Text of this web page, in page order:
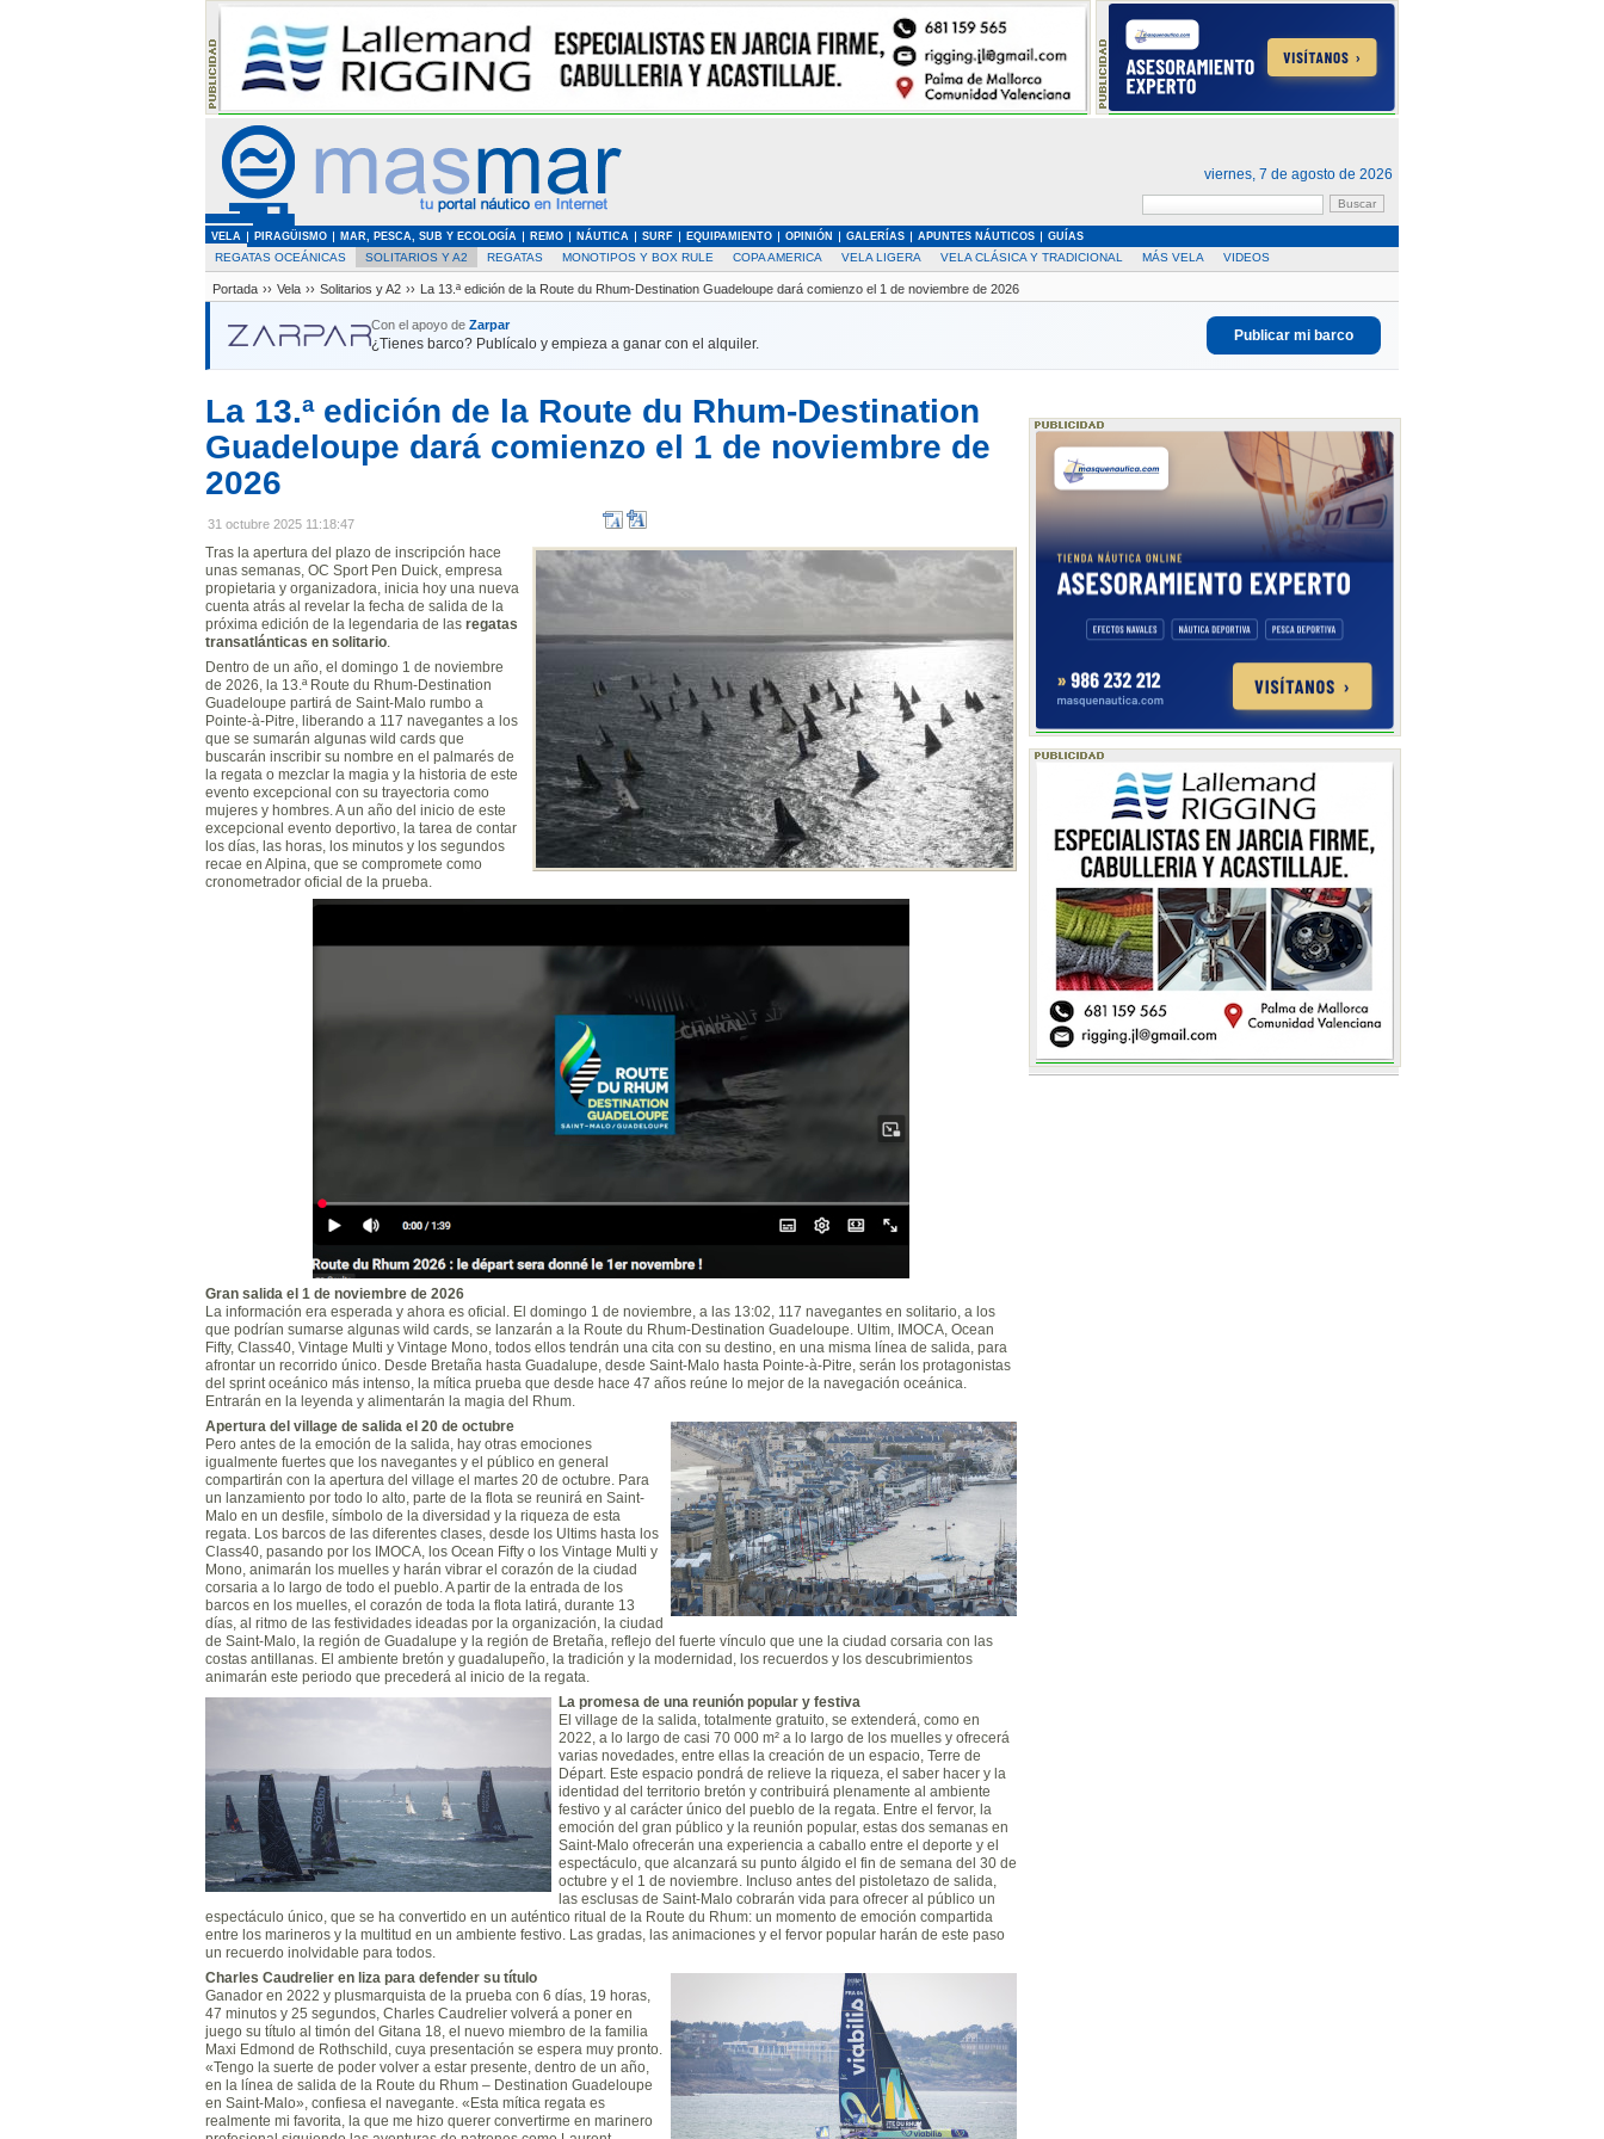
viernes, 7 de agosto de 2026
VELA PIRAGÜISMO MAR, PESCA, SUB Y ECOLOGÍA REMO NÁUTICA SURF EQUIPAMIENTO OPINIÓN GALERÍAS APUNTES NÁUTICOS GUÍAS
REGATAS OCEÁNICAS SOLITARIOS Y A2 REGATAS MONOTIPOS Y BOX RULE COPA AMERICA VELA LIGERA VELA CLÁSICA Y TRADICIONAL MÁS VELA VIDEOS
Portada ›› Vela ›› Solitarios y A2 ›› La 13.ª edición de la Route du Rhum-Destination Guadeloupe dará comienzo el 1 de noviembre de 2026
Con el apoyo de Zarpar
¿Tienes barco? Publícalo y empieza a ganar con el alquiler.
Publicar mi barco
La 13.ª edición de la Route du Rhum-Destination
Guadeloupe dará comienzo el 1 de noviembre de
2026
31 octubre 2025 11:18:47
Tras la apertura del plazo de inscripción hace
unas semanas, OC Sport Pen Duick, empresa
propietaria y organizadora, inicia hoy una nueva
cuenta atrás al revelar la fecha de salida de la
próxima edición de la legendaria de las regatas
transatlánticas en solitario.
Dentro de un año, el domingo 1 de noviembre
de 2026, la 13.ª Route du Rhum-Destination
Guadeloupe partirá de Saint-Malo rumbo a
Pointe-à-Pitre, liberando a 117 navegantes a los
que se sumarán algunas wild cards que
buscarán inscribir su nombre en el palmarés de
la regata o mezclar la magia y la historia de este
evento excepcional con su trayectoria como
mujeres y hombres. A un año del inicio de este
excepcional evento deportivo, la tarea de contar
los días, las horas, los minutos y los segundos
recae en Alpina, que se compromete como
cronometrador oficial de la prueba.
Gran salida el 1 de noviembre de 2026
La información era esperada y ahora es oficial. El domingo 1 de noviembre, a las 13:02, 117 navegantes en solitario, a los
que podrían sumarse algunas wild cards, se lanzarán a la Route du Rhum-Destination Guadeloupe. Ultim, IMOCA, Ocean
Fifty, Class40, Vintage Multi y Vintage Mono, todos ellos tendrán una cita con su destino, en una misma línea de salida, para
afrontar un recorrido único. Desde Bretaña hasta Guadalupe, desde Saint-Malo hasta Pointe-à-Pitre, serán los protagonistas
del sprint oceánico más intenso, la mítica prueba que desde hace 47 años reúne lo mejor de la navegación oceánica.
Entrarán en la leyenda y alimentarán la magia del Rhum.
Apertura del village de salida el 20 de octubre
Pero antes de la emoción de la salida, hay otras emociones
igualmente fuertes que los navegantes y el público en general
compartirán con la apertura del village el martes 20 de octubre. Para
un lanzamiento por todo lo alto, parte de la flota se reunirá en Saint-
Malo en un desfile, símbolo de la diversidad y la riqueza de esta
regata. Los barcos de las diferentes clases, desde los Ultims hasta los
Class40, pasando por los IMOCA, los Ocean Fifty o los Vintage Multi y
Mono, animarán los muelles y harán vibrar el corazón de la ciudad
corsaria a lo largo de todo el pueblo. A partir de la entrada de los
barcos en los muelles, el corazón de toda la flota latirá, durante 13
días, al ritmo de las festividades ideadas por la organización, la ciudad
de Saint-Malo, la región de Guadalupe y la región de Bretaña, reflejo del fuerte vínculo que une la ciudad corsaria con las
costas antillanas. El ambiente bretón y guadalupeño, la tradición y la modernidad, los recuerdos y los descubrimientos
animarán este periodo que precederá al inicio de la regata.
La promesa de una reunión popular y festiva
El village de la salida, totalmente gratuito, se extenderá, como en
2022, a lo largo de casi 70 000 m² a lo largo de los muelles y ofrecerá
varias novedades, entre ellas la creación de un espacio, Terre de
Départ. Este espacio pondrá de relieve la riqueza, el saber hacer y la
identidad del territorio bretón y contribuirá plenamente al ambiente
festivo y al carácter único del pueblo de la regata. Entre el fervor, la
emoción del gran público y la reunión popular, estas dos semanas en
Saint-Malo ofrecerán una experiencia a caballo entre el deporte y el
espectáculo, que alcanzará su punto álgido el fin de semana del 30 de
octubre y el 1 de noviembre. Incluso antes del pistoletazo de salida,
las esclusas de Saint-Malo cobrarán vida para ofrecer al público un
espectáculo único, que se ha convertido en un auténtico ritual de la Route du Rhum: un momento de emoción compartida
entre los marineros y la multitud en un ambiente festivo. Las gradas, las animaciones y el fervor popular harán de este paso
un recuerdo inolvidable para todos.
Charles Caudrelier en liza para defender su título
Ganador en 2022 y plusmarquista de la prueba con 6 días, 19 horas,
47 minutos y 25 segundos, Charles Caudrelier volverá a poner en
juego su título al timón del Gitana 18, el nuevo miembro de la familia
Maxi Edmond de Rothschild, cuya presentación se espera muy pronto.
«Tengo la suerte de poder volver a estar presente, dentro de un año,
en la línea de salida de la Route du Rhum – Destination Guadeloupe
en Saint-Malo», confiesa el navegante. «Esta mítica regata es
realmente mi favorita, la que me hizo querer convertirme en marinero